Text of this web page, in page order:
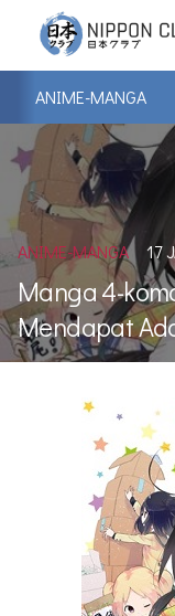
ANIME-MANGA
ANIME-MANGA 17
Manga 4-
Mendapat